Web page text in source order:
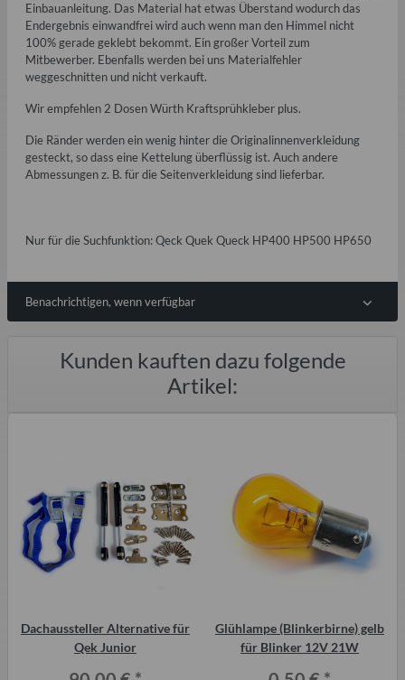
Einbauanleitung. Das Material hat etwas Überstand wodurch das
Endergebnis einwandfrei wird auch wenn man den Himmel nicht
100% gerade geklebt bekommt. Ein großer Vorteil zum
Mitbewerber. Ebenfalls werden bei uns Materialfehler
weggeschnitten und nicht verkauft.
Wir empfehlen 2 Dosen Würth Kraftsprühkleber plus.
Die Ränder werden ein wenig hinter die Originalinnenverkleidung
gesteckt, so dass eine Kettelung überflüssig ist. Auch andere
Abmessungen z. B. für die Seitenverkleidung sind lieferbar.
Nur für die Suchfunktion: Qeck Quek Queck HP400 HP500 HP650
Benachrichtigen, wenn verfügbar
Kunden kauften dazu folgende
Artikel:
Dachaussteller Alternative für
Qek Junior
Glühlampe (Blinkerbirne) gelb
für Blinker 12V 21W